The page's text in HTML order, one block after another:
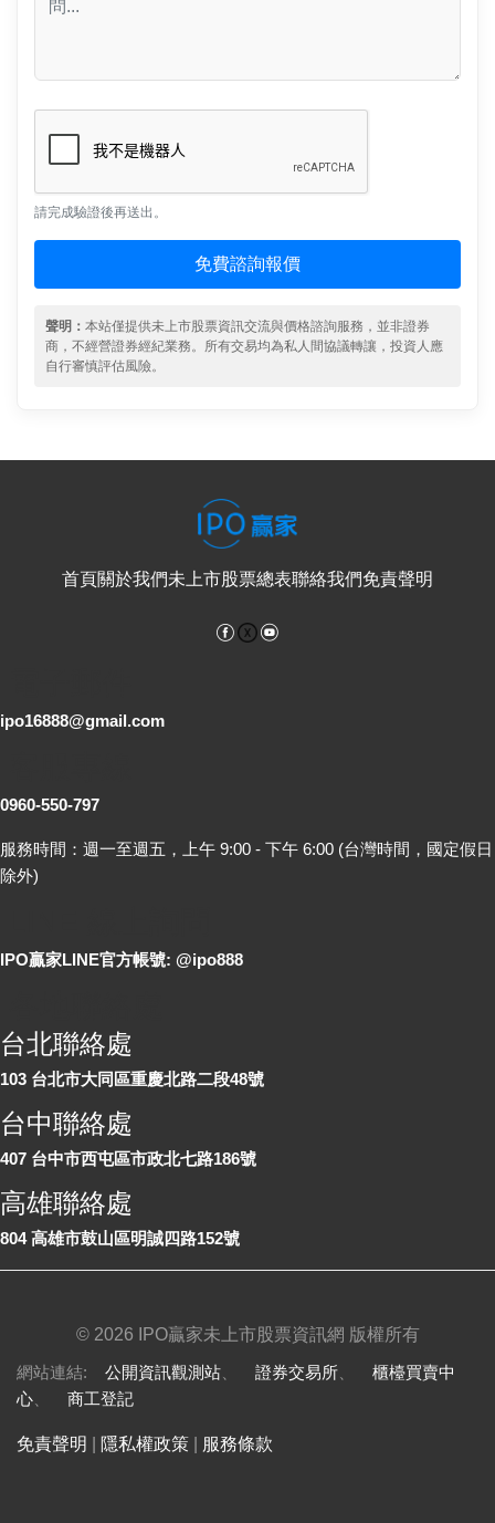
請完成驗證後再送出。
免費諮詢報價
聲明： 本站僅提供未上市股票資訊交流與價格諮詢服務，並非證券
商，不經營證券經紀業務。所有交易均為私人間協議轉讓，投資人應
自行審慎評估風險。
首頁關於我們未上市股票總表聯絡我們免責聲明
Facebook
ipo16888@gmail.com
0960-550-797
服務時間：週一至週五，上午 9:00 - 下午 6:00 (台灣時間，國定假日
除外)
IPO贏家LINE官方帳號: @ipo888
台北聯絡處
103 台北市大同區重慶北路二段48號
台中聯絡處
407 台中市西屯區市政北七路186號
高雄聯絡處
804 高雄市鼓山區明誠四路152號
© 2026 IPO贏家未上市股票資訊網 版權所有
網站連結: 公開資訊觀測站 證券交易所
櫃檯買賣中
心
商工登記
免責聲明 隱私權政策 服務條款